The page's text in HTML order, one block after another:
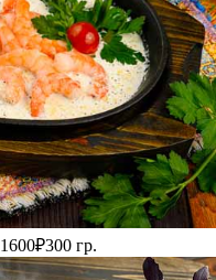
1600₽300 гр.